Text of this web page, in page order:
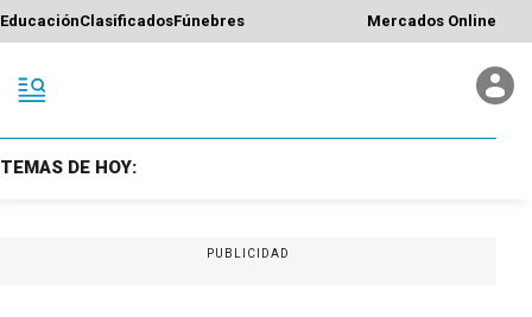
EducaciónClasificadosFúnebres Mercados Online
TEMAS DE HOY:
PUBLICIDAD